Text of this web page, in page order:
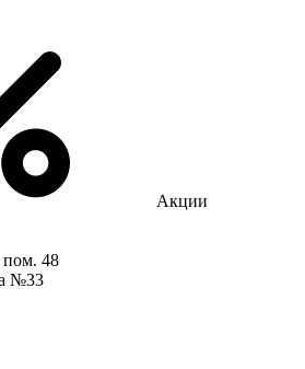
Акции
пом. 48
№33